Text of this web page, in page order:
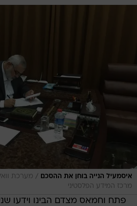
איסמעיל הנייה בוחן את ההסכם / מערכת
מרכז המידע הפלסטיני
פתח וחמאס מצדם הבינו וידעו